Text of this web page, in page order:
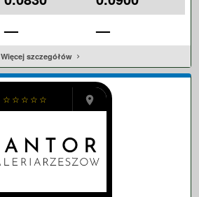
— —
Więcej szczegółów
☆
☆
☆
☆
☆